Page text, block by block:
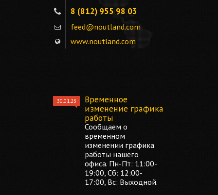
8 (812) 955 98 03
feed@noutland.com
www.noutland.com
30.01.23
Временное
изменение графика
работы
Сообщаем о
временном
изменении графика
работы нашего
офиса. Пн-Пт: 11:00-
19:00, Сб: 12:00-
17:00, Вс: Выходной.